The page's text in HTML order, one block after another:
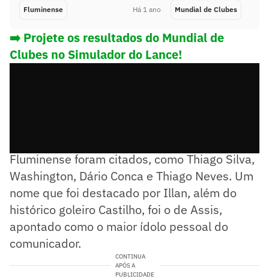
Fluminense Há 1 ano Mundial de Clubes
➡️ Projete os resultados do Mundial de
Clubes no Simulador do Lance!
Fluminense foram citados, como Thiago Silva,
Washington, Dário Conca e Thiago Neves. Um
nome que foi destacado por Illan, além do
histórico goleiro Castilho, foi o de Assis,
apontado como o maior ídolo pessoal do
comunicador.
CONTINUA
APÓS A
PUBLICIDADE